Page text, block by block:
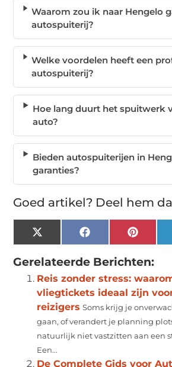
Waarom zou ik naar Hengelo
autospuiterij?
Welke voordelen heeft een
autospuiterij?
Hoe lang duurt het spuitwerk
auto?
Bieden autospuiterijen in
garanties?
Goed artikel? Deel hem
X
(Twitter)
Facebook
Gerelateerde Berichten:
Reis zonder stress:
vliegtickets ideaal zijn
reizigers Soms krijg je
gaan, of verandert je planning
natuurlijk niet vastzitten aan een
Een...
De Complete Gids voor